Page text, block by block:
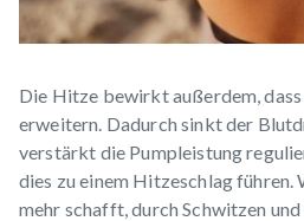
Die Hitze bewirkt außerdem,
erweitern. Dadurch sinkt der
verstärkt die Pumpleistung
dies zu einem Hitzeschlag führen.
mehr schafft, durch Schwitzen